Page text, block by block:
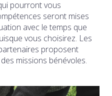
pourront vous
seront mises
avec le temps que
vous choisirez. Les
proposent
missions bénévoles.